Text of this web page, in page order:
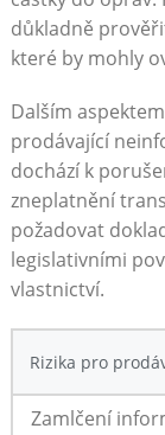
důkladně
které by mohly
Dalším
prodávající
dochází k
zneplatnění
požadovat
legislativními
vlastnictví.
Rizika pro
Zamlčení